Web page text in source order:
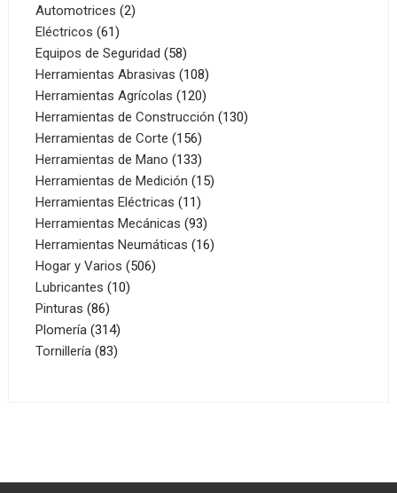
productos
Automotrices 22
Eléctricos 6161
productos
Equipos de Seguridad 5858
productos
Herramientas Abrasivas 108108
productos
Herramientas Agrícolas 120120
productos
Herramientas de Construcción 130130
Herramientas de Corte 156156
productos
Herramientas de Mano 133133
productos
Herramientas de Medición 1515
Herramientas Eléctricas 1111
productos
Herramientas Mecánicas 9393
productos
Herramientas Neumáticas 1616
Hogar y Varios 506506
Lubricantes 1010
Pinturas 8686
productos
Plomería 314314
productos
Tornillería 8383